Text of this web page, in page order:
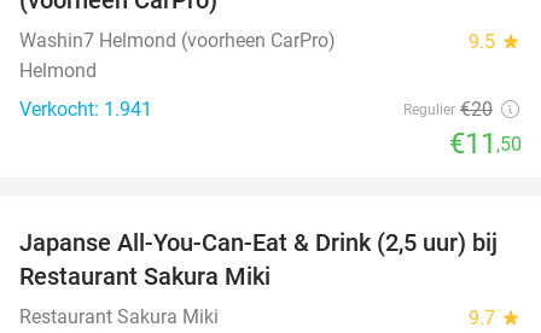
Washin7 Helmond (voorheen CarPro) 9.5 star
Helmond
Verkocht: 1.941
Regulier €20
€11 ,50
13%
Japanse All-You-Can-Eat & Drink (2,5 uur) bij
Restaurant Sakura Miki
Restaurant Sakura Miki 9.7 star